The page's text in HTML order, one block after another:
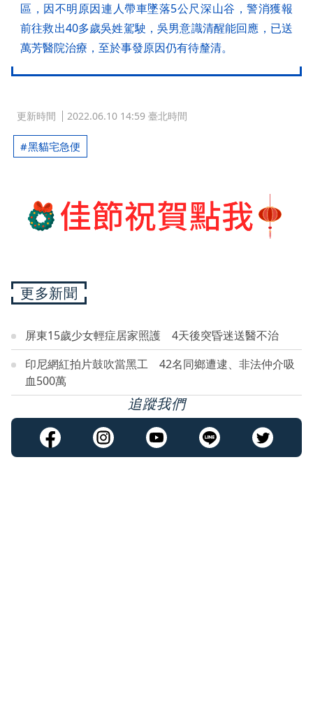
區，因不明原因連人帶車墜落5公尺深山谷，警消獲報
前往救出40多歲吳姓駕駛，吳男意識清醒能回應，已送
萬芳醫院治療，至於事發原因仍有待釐清。
更新時間 2022.06.10 14:59 臺北時間
黑貓宅急便
更多新聞
屏東15歲少女輕症居家照護 4天後突昏迷送醫不治
印尼網紅拍片鼓吹當黑工 42名同鄉遭逮、非法仲介吸
血500萬
追蹤我們